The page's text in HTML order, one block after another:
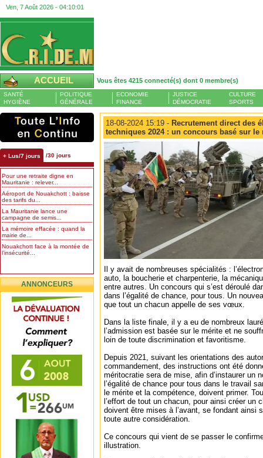
Ven, 7 Août 2026 - 04:10:01
ACCUEIL Vous êtes 4215 connecté(s) dont 0 membre(s)
SANTÉ
HYGIÈNE
POLITIQUE
GÉNÉRALE
ECONOMIE
FINANCE
JUSTICE
DÉMOCRATIE
CULTURE
SPORTS
+ Lus/7 jours /30 jours
Pour une retraite digne en
Mauritanie : relever...
Aéroport de Nouakchott : baisse
des tarifs du...
La Mauritanie lance une
campagne de semis...
La mémoire effacée : quand la
mairie de...
Nouakchott face à la montée de
l’insécurité...
ANNONCEURS
18-08-2024 15:19 - Recrutement direct des
techniques 2024 : un concours basé sur le
Il y avait de nombreuses spécialités :
auto, la boucherie et charpenterie, la
entre autres. Un concours qui s’est déroulé
dans l’égalité de chance, pour tous. Un
que tout un chacun appelle de ses vœux.
Dans la liste finale, il y a eu de nombreux
l’admission est basée sur le mérite et ne
loin de toute discrimination et favoritisme.
Depuis 2021, suivant les orientations des
commandement, des instructions ont été
méritocratie sera de mise, afin d’instaurer un
l’égalité de chance pour tous dans le travail
le mérite et la compétence, doivent primer.
l’effort de tout un chacun, pour ainsi créer un
doivent être mises à l’avant, se fondant ainsi
toute autre considération.
Ce concours qui vient de se passer le
illustration.